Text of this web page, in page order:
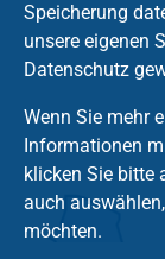
Speicherung
unsere eigenen
Datenschutz
Wenn Sie mehr
Informationen
klicken Sie bitte
auch
möchten.